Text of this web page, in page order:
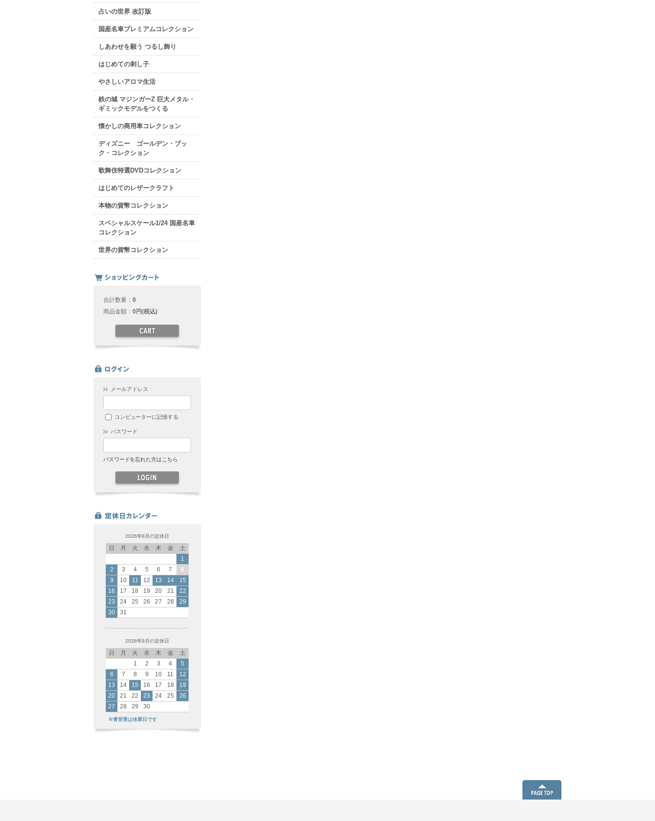
占いの世界 改訂版
国産名車プレミアムコレクション
しあわせを願う つるし飾り
はじめての刺し子
やさしいアロマ生活
鉄の城 マジンガーZ 巨大メタル・
ギミックモデルをつくる
懐かしの商用車コレクション
ディズニー ゴールデン・ブッ
ク・コレクション
歌舞伎特選DVDコレクション
はじめてのレザークラフト
本物の貨幣コレクション
スペシャルスケール1/24 国産名車
コレクション
世界の貨幣コレクション
合計数量： 0
商品金額： 0円(税込)
メールアドレス
コンピューターに記憶する
パスワード
パスワードを忘れた方はこちら
2026年8月の定休日
日 月 火 水 木 金
土
1
2
3 4 5 6 7
8
9
10 11 12 13 14
15
16
17 18 19 20 21
22
23
24 25 26 27 28
29
30
31
2026年9月の定休日
日 月 火 水 木 金
土
1
2 3 4
5
6
7 8 9 10 11
12
13
14 15 16 17 18
19
20
21 22 23 24 25
26
27
28 29 30
※青背景は休業日です